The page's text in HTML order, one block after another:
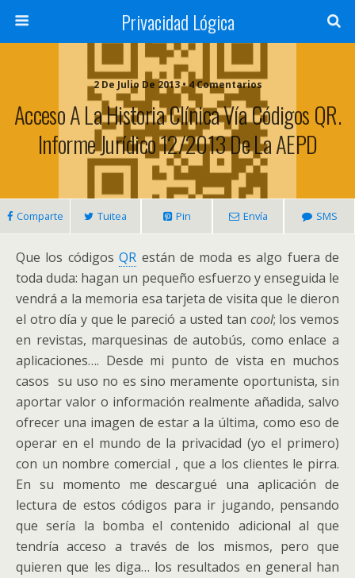
Privacidad Lógica
2 De Julio De 2013 • 4 Comentarios
Acceso A La Historia Clínica Vía Códigos QR.
Informe Jurídico 12/2013 De La AEPD
Comparte Tuitea Pin Envía SMS
Que los códigosQR están de moda es algo fuera de
toda duda: hagan un pequeño esfuerzo y enseguida le
vendrá a la memoria esa tarjeta de visita que le dieron
el otro día y que le pareció a usted tan cool; los vemos
en revistas, marquesinas de autobús, como enlace a
aplicaciones…. Desde mi punto de vista en muchos
casos su uso no es sino meramente oportunista, sin
aportar valor o información realmente añadida, salvo
ofrecer una imagen de estar a la última, como eso de
operar en el mundo de la privacidad (yo el primero)
con un nombre comercial , que a los clientes le pirra.
En su momento me descargué una aplicación de
lectura de estos códigos para ir jugando, pensando
que sería la bomba el contenido adicional al que
tendría acceso a través de los mismos, pero que
quieren que les diga… los resultados en general han